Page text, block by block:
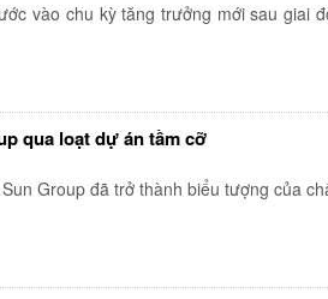
vào chu kỳ tăng trưởng mới sau giai
qua loạt dự án tầm cỡ
Group đã trở thành biểu tượng của